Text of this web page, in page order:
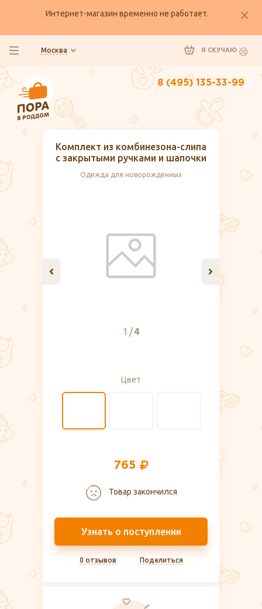
Интернет-магазин временно не работает.
Москва Я СКУЧАЮ
8 (495) 135-33-99
Комплект из комбинезона-слипа
с закрытыми ручками и шапочки
Одежда для новорожденных
1 4
Цвет
765
Товар закончился
Узнать о поступлении
0 отзывов Поделиться